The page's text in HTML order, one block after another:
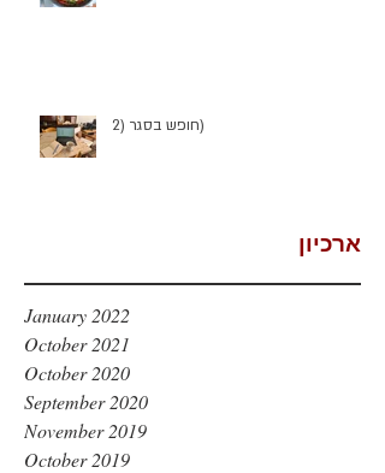
ארכיון
חופש בסגר (2)
January 2022
October 2021
October 2020
September 2020
November 2019
October 2019